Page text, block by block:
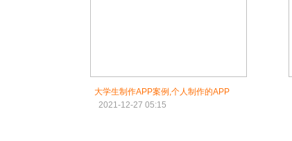
大学生制作APP案例,个人制作的APP
2021-12-27 05:15